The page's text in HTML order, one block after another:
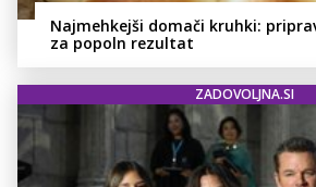
Najmehkejši domači kruhki:
za popoln rezultat
ZADOVOLJNA.SI